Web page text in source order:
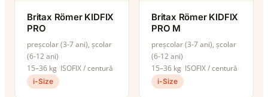
Britax Römer KIDFIX
PRO
preșcolar (3-7 ani), școlar
(6-12 ani)
15–36 kg ISOFIX / centură
i-Size
Britax Römer KIDFIX
PRO M
preșcolar (3-7 ani), școlar
(6-12 ani)
15–36 kg ISOFIX / centură
i-Size